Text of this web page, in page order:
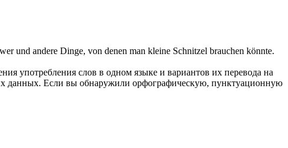
und andere Dinge, von denen man kleine Schnitzel brauchen könnte.
употребления слов в одном языке и вариантов их перевода на
данных. Если вы обнаружили орфографическую, пунктуационную